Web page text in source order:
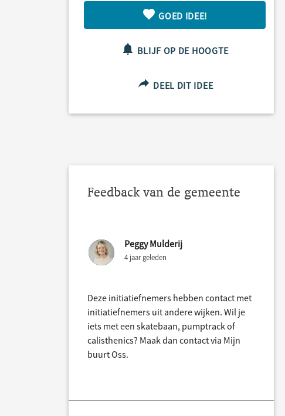
GOED IDEE!
BLIJF OP DE HOOGTE
DEEL DIT IDEE
Feedback van de gemeente
Peggy Mulderij
4 jaar geleden
Deze initiatiefnemers hebben contact met
initiatiefnemers uit andere wijken. Wil je
iets met een skatebaan, pumptrack of
calisthenics? Maak dan contact via Mijn
buurt Oss.